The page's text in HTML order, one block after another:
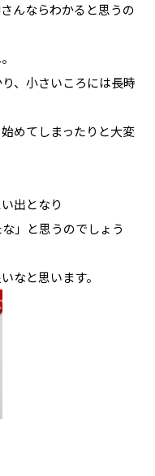
んならわかると思うの
、小さいころには長時
めてしまったりと大変
出となり
」と思うのでしょう
なと思います。